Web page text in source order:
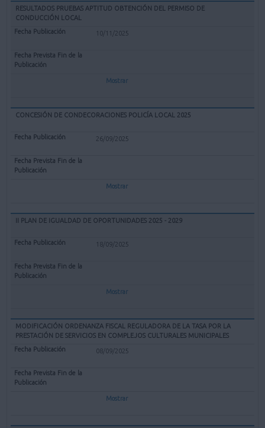
RESULTADOS PRUEBAS APTITUD OBTENCIÓN DEL PERMISO DE
CONDUCCIÓN LOCAL
10/11/2025
Mostrar
CONCESIÓN DE CONDECORACIONES POLICÍA LOCAL 2025
26/09/2025
Mostrar
II PLAN DE IGUALDAD DE OPORTUNIDADES 2025 - 2029
18/09/2025
Mostrar
MODIFICACIÓN ORDENANZA FISCAL REGULADORA DE LA TASA POR LA
PRESTACIÓN DE SERVICIOS EN COMPLEJOS CULTURALES MUNICIPALES
08/09/2025
Mostrar